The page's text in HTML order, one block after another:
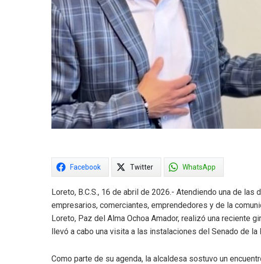
Facebook Twitter WhatsApp
Loreto, B.C.S., 16 de abril de 2026.- Atendiendo una de
empresarios, comerciantes, emprendedores y de la
Loreto, Paz del Alma Ochoa Amador, realizó una reciente
llevó a cabo una visita a las instalaciones del Senado de la
Como parte de su agenda, la alcaldesa sostuvo un